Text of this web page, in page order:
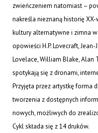
zwieńczeniem natomiast –
nakreśla nieznaną historię
kultury alternatywne i zimna
opowieści H.P. Lovecraft,
Lovelace, William Blake, Alan
spotykają się z dronami,
Przyjęta przez artystkę forma
tworzenia z dostępnych
nowych, możliwych do
Cykl składa się z 14 druków.